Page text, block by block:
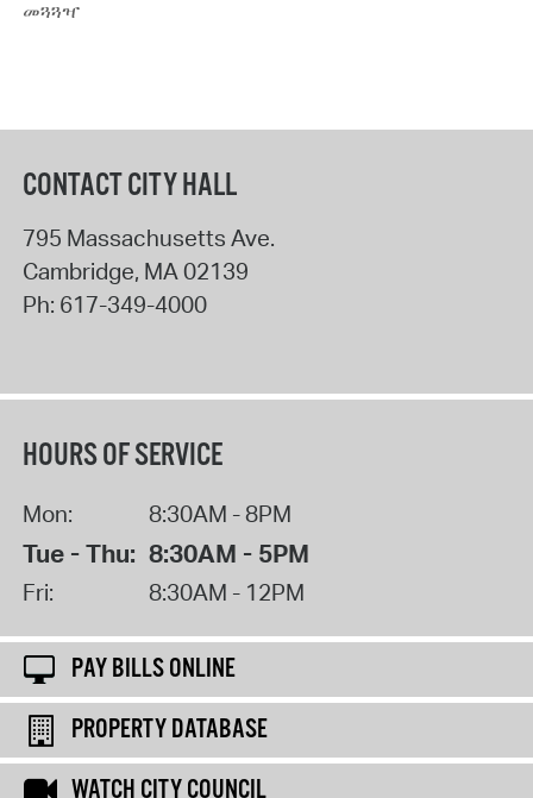
መጓጓዣ
CONTACT CITY HALL
795 Massachusetts Ave.
Cambridge, MA 02139
Ph: 617-349-4000
HOURS OF SERVICE
Mon: 8:30AM - 8PM
Tue - Thu: 8:30AM - 5PM
Fri: 8:30AM - 12PM
PAY BILLS ONLINE
PROPERTY DATABASE